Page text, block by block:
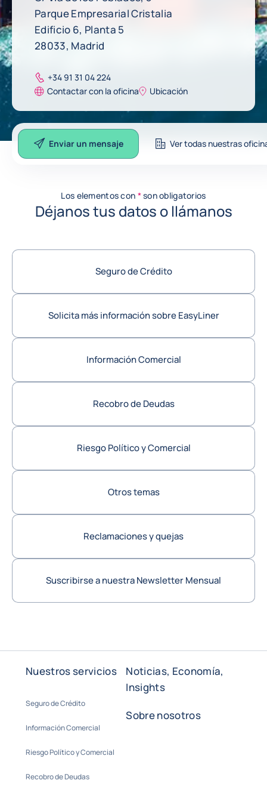
Parque Empresarial Cristalia
Edificio 6, Planta 5
28033, Madrid
+34 91 31 04 224
Contactar con la oficina
Ubicación
Enviar un mensaje Ver todas nuestras
Enviar un mensaje
Los elementos con *son obligatorios
Déjanos tus datos o llámanos
Seguro de Crédito
Solicita más información sobre EasyLiner
Información Comercial
Recobro de Deudas
Riesgo Político y Comercial
Otros temas
Reclamaciones y quejas
Suscribirse a nuestra Newsletter Mensual
Nuestros servicios
Seguro de Crédito
Información Comercial
Riesgo Político y Comercial
Recobro de Deudas
Noticias, Economía,
Insights
Sobre nosotros